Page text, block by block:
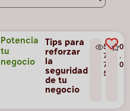
Potencia
tu
negocio
Tips para
reforzar
la
seguridad
de tu
negocio
5
7
7
5
0
.
0